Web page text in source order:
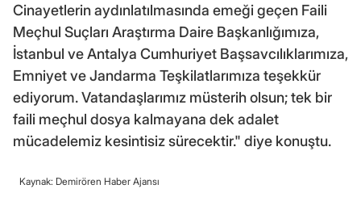
Cinayetlerin aydınlatılmasında emeği geçen Faili
Meçhul Suçları Araştırma Daire Başkanlığımıza,
İstanbul ve Antalya Cumhuriyet Başsavcılıklarımıza,
Emniyet ve Jandarma Teşkilatlarımıza teşekkür
ediyorum. Vatandaşlarımız müsterih olsun; tek bir
faili meçhul dosya kalmayana dek adalet
mücadelemiz kesintisiz sürecektir." diye konuştu.
Kaynak: Demirören Haber Ajansı